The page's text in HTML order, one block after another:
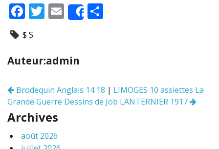
F
ac
e
b
o
k
T
er
E
m
l
Share
$ S
Auteur:admin
Navigation
des
articles
Brodequin Anglais 14 18 | LIMOGES 10 assiettes La
Grande Guerre Dessins de Job LANTERNIER 1917
Archives
août 2026